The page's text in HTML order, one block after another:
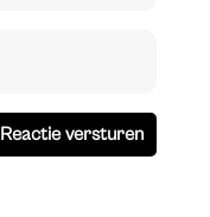
Reactie versturen